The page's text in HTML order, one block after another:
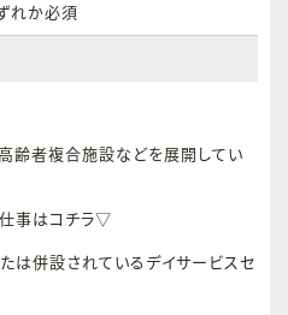
れか必須
齢者複合施設などを展開してい
事はコチラ▽
は併設されているデイサービスセ